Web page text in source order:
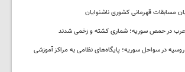
مسابقات قهرمانی کشوری ناشنوایان
عرب در حمص سوریه؛ شماری کشته و زخمی شدند
در سواحل سوریه؛ پایگاه‌های نظامی به مراکز آموزشی